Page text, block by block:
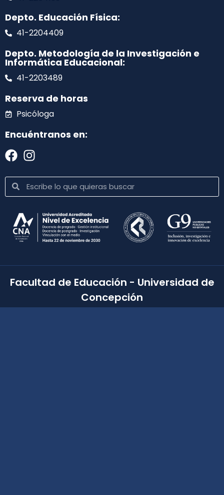
Depto. Educación Física:
41-2204409
Depto. Metodología de la Investigación e
Informática Educacional:
41-2203489
Reserva de horas
Psicóloga
Encuéntranos en:
Facultad de Educación - Universidad de
Concepción